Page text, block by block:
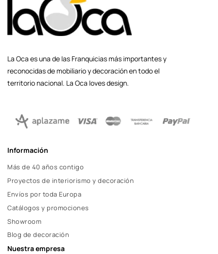
La Oca es una de las Franquicias más importantes y
reconocidas de mobiliario y decoración en todo el
territorio nacional. La Oca loves design.
Información
Más de 40 años contigo
Proyectos de interiorismo y decoración
Envíos por toda Europa
Catálogos y promociones
Showroom
Blog de decoración
Nuestra empresa